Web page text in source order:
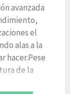
avanzada
el
alas a la
hacer.Pese
de la